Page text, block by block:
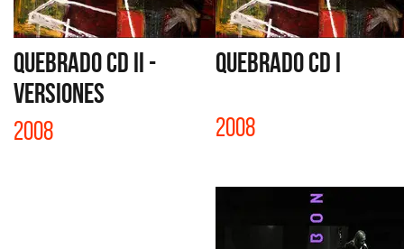
QUEBRADO CD II -
VERSIONES
2008
QUEBRADO CD I
2008